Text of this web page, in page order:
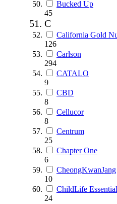
Bucked Up
45
C
California Gold
126
Carlson
294
CATALO
9
CBD
8
Cellucor
8
Centrum
25
Chapter One
6
CheongKwanJang
10
ChildLife
24